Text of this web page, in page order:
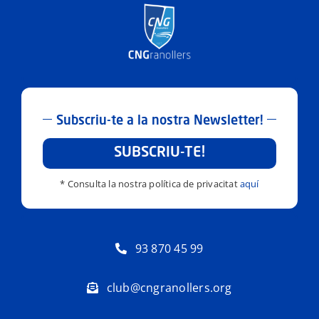
Subscriu-te a la nostra Newsletter!
SUBSCRIU-TE!
* Consulta la nostra política de privacitataquí
93 870 45 99
club@cngranollers.org